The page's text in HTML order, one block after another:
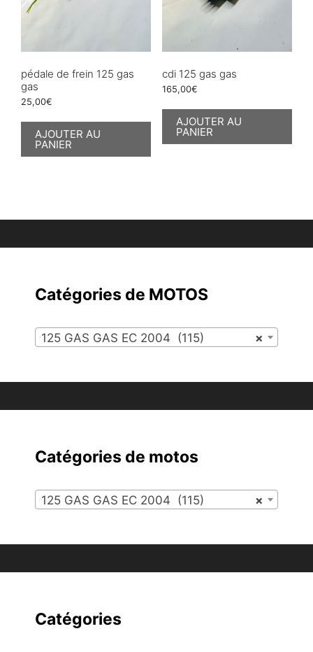
pédale de frein 125 gas
gas
25,00€
AJOUTER AU
PANIER
cdi 125 gas gas
165,00€
AJOUTER AU
PANIER
Catégories de MOTOS
×
125 GAS GAS EC 2004 (115)
Catégories de motos
×
125 GAS GAS EC 2004 (115)
Catégories